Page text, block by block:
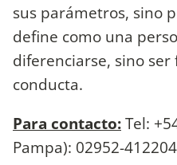
sus parámetros, sino
define como una
diferenciarse, sino ser
conducta.
Para contacto:Tel:
Pampa): 02952-412204